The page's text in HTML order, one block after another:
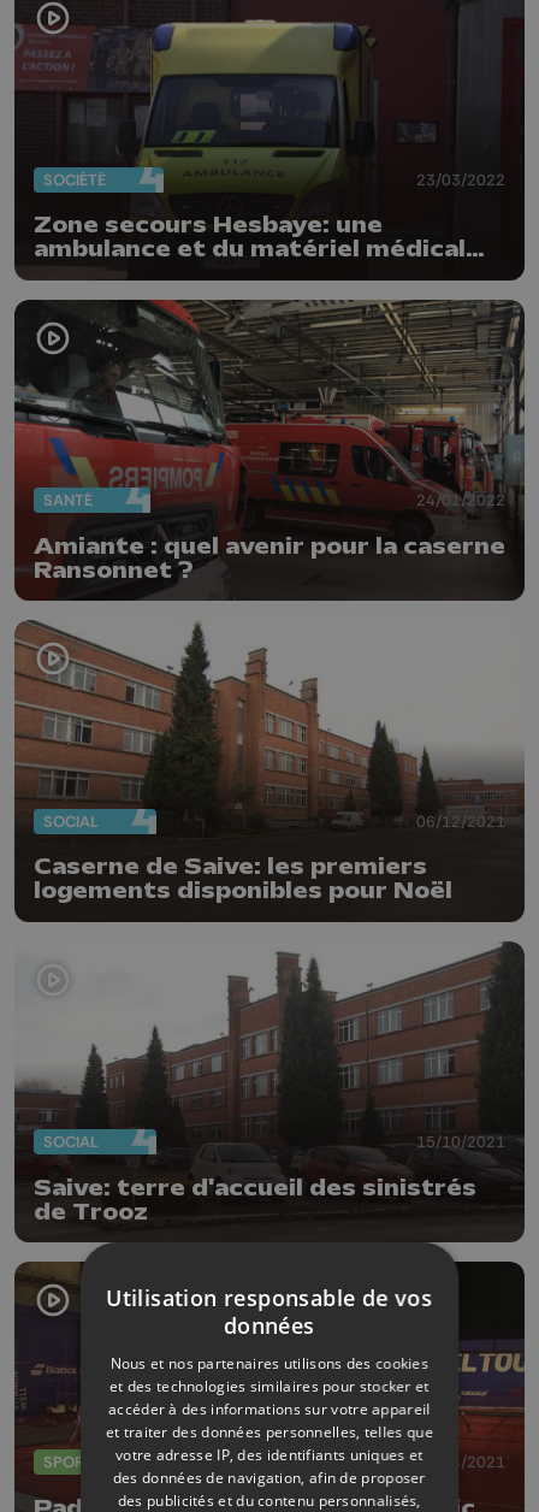
SOCIÉTÉ 23/03/2022
Zone secours Hesbaye: une
ambulance et du matériel médical
pour l'Ukraine
SANTÉ 24/01/2022
Amiante : quel avenir pour la caserne
Ransonnet ?
SOCIAL 06/12/2021
Caserne de Saive: les premiers
logements disponibles pour Noël
SOCIAL 15/10/2021
Saive: terre d'accueil des sinistrés
de Trooz
SPORTS 19/04/2021
Utilisation responsable de vos
données
Nous et nos partenaires utilisons des cookies
et des technologies similaires pour stocker et
accéder à des informations sur votre appareil
et traiter des données personnelles, telles que
votre adresse IP, des identifiants uniques et
des données de navigation, afin de proposer
des publicités et du contenu personnalisés,